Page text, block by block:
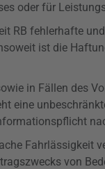
oder für
RB fehlerhafte
ist die
in Fällen des
eine
Fahrlässigkeit
von